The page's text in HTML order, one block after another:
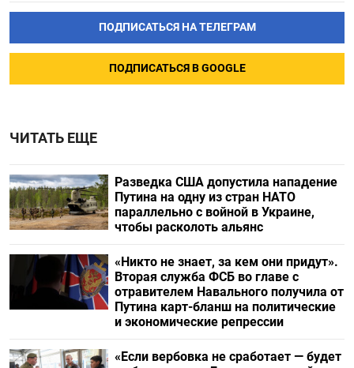
ПОДПИСАТЬСЯ НА ТЕЛЕГРАМ
ПОДПИСАТЬСЯ В GOOGLE
ЧИТАТЬ ЕЩЕ
Разведка США допустила нападение
Путина на одну из стран НАТО
параллельно с войной в Украине,
чтобы расколоть альянс
«Никто не знает, за кем они придут».
Вторая служба ФСБ во главе с
отравителем Навального получила от
Путина карт-бланш на политические
и экономические репрессии
«Если вербовка не сработает — будет